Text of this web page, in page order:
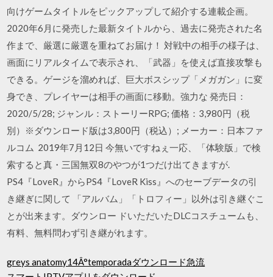
向けゲームタイトルをピックアップして紹介する連載企画。
2020年6月に発売した最新タイトルから、過去に発売された名
作まで、厳選に厳選を重ねてお届け！ 対戦中の相手の様子は、
画面にリアルタイムで表示され、「武器」を使えば直接攻撃も
できる。ゲージを溜めれば、巨大ボスシップ「メガガン」に変
身でき、プレイヤーは相手の画面に移動。強力な 発売日：
2020/5/28; ジャンル：ストーリーRPG; 価格：3,980円（税
別）※ダウンロード版は3,800円（税込）; メーカー：日本ファ
ルコム 2019年7月12日 今無いですねぇ一応、「体験版」で検
索すると真・三国無双8のやつが1つだけ出てきますが.
PS4『LoveR』からPS4『LoveR Kiss』へのセーブデータの引
き継ぎに関して 「アルバム」「トロフィー」以外は引き継ぐこ
とが出来ます。ダウンロー ドいただいたDLCコスチュームも、
有料、無料問わず引き継がれます。
greys anatomy14Â°temporadaダウンロード急流